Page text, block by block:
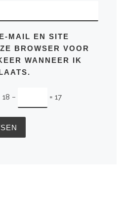
MAIL EN SITE
BROWSER VOOR
WANNEER IK
18 − = 17